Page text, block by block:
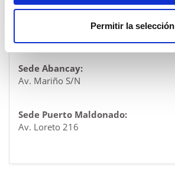
Permitir la selección
Sede Principal Cusco:
Sede Abancay:
Av. Mariño S/N
Sede Puerto Maldonado:
Av. Loreto 216